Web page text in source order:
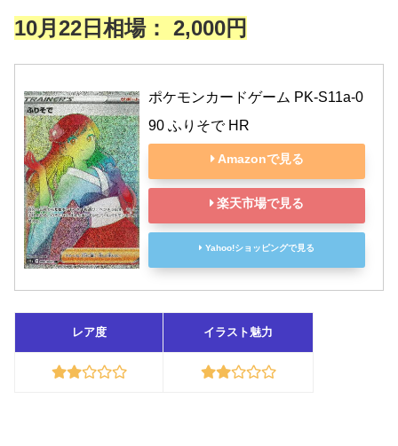
10月22日相場： 2,000円
ポケモンカードゲーム PK-S11a-0
90 ふりそで HR
Amazonで見る
楽天市場で見る
Yahoo!ショッピングで見る
レア度 イラスト魅力